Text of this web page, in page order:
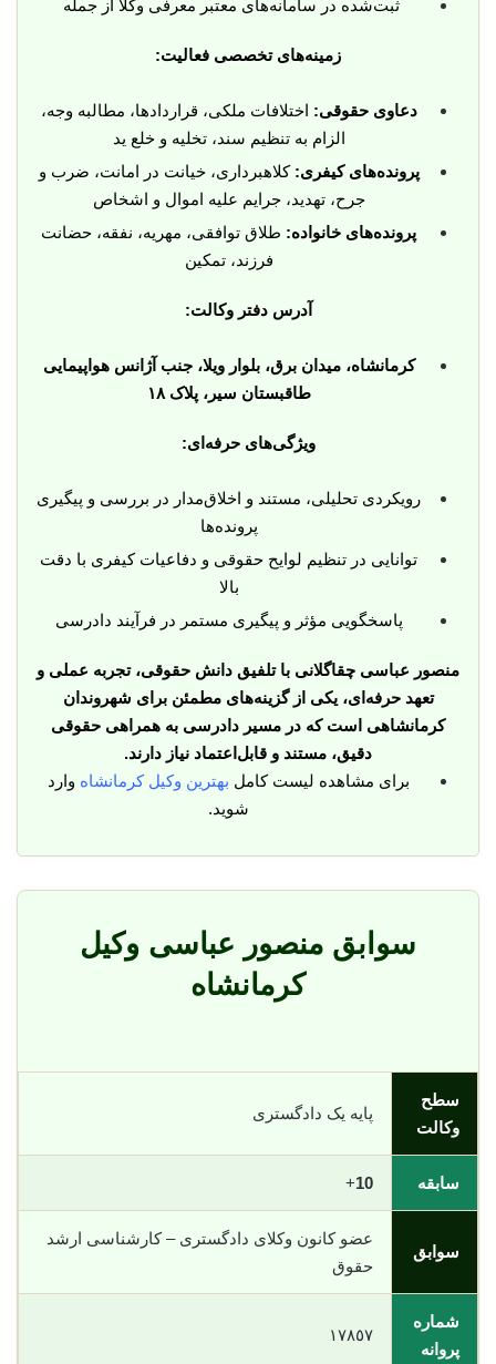
ثبت‌شده در سامانه‌های معتبر معرفی وکلا از جمله
زمینه‌های تخصصی فعالیت:
دعاوی حقوقی: اختلافات ملکی، قراردادها، مطالبه وجه،
الزام به تنظیم سند، تخلیه و خلع ید
پرونده‌های کیفری: کلاهبرداری، خیانت در امانت، ضرب و
جرح، تهدید، جرایم علیه اموال و اشخاص
پرونده‌های خانواده: طلاق توافقی، مهریه، نفقه، حضانت
فرزند، تمکین
آدرس دفتر وکالت:
کرمانشاه، میدان برق، بلوار ویلا، جنب آژانس هواپیمایی
طاقبستان سیر، پلاک ۱۸
ویژگی‌های حرفه‌ای:
رویکردی تحلیلی، مستند و اخلاق‌مدار در بررسی و پیگیری
پرونده‌ها
توانایی در تنظیم لوایح حقوقی و دفاعیات کیفری با دقت
بالا
پاسخگویی مؤثر و پیگیری مستمر در فرآیند دادرسی
منصور عباسی چقاگلانی با تلفیق دانش حقوقی، تجربه عملی و
تعهد حرفه‌ای، یکی از گزینه‌های مطمئن برای شهروندان
کرمانشاهی است که در مسیر دادرسی به همراهی حقوقی
دقیق، مستند و قابل‌اعتماد نیاز دارند.
برای مشاهده لیست کامل بهترین وکیل کرمانشاه وارد
شوید.
سوابق منصور عباسی وکیل
کرمانشاه
سطح
وکالت
پایه یک دادگستری
سابقه 10
+
سوابق
عضو کانون وکلای دادگستری – کارشناسی ارشد
حقوق
شماره
پروانه
١٧٨٥٧